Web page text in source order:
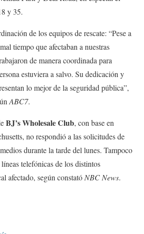
y 35.
de los equipos de rescate: “Pese a
tiempo que afectaban a nuestras
de manera coordinada para
estuviera a salvo. Su dedicación y
lo mejor de la seguridad pública”,
ABC7.
BJ’s Wholesale Club, con base en
no respondió a las solicitudes de
durante la tarde del lunes. Tampoco
telefónicas de los distintos
afectado, según constató NBC News.